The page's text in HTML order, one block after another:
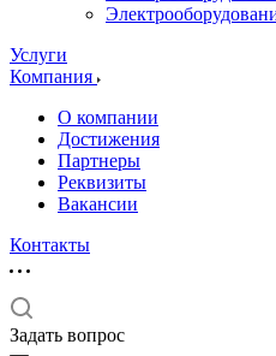
Услуги
Компания
О компании
Достижения
Партнеры
Реквизиты
Вакансии
Контакты
Задать вопрос